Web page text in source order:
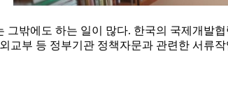
밖에도 하는 일이 많다. 한국의 국제개발
교부 등 정부기관 정책자문과 관련한 서류